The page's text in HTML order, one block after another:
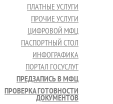
ПЛАТНЫЕ УСЛУГИ
ПРОЧИЕ УСЛУГИ
ЦИФРОВОЙ МФЦ
ПАСПОРТНЫЙ СТОЛ
ИНФОГРАФИКА
ПОРТАЛ ГОСУСЛУГ
ПРЕДЗАПИСЬ В МФЦ
ПРОВЕРКА ГОТОВНОСТИ
ДОКУМЕНТОВ